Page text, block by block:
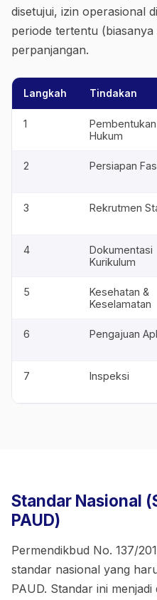
disetujui, izin operasional
periode tertentu
perpanjangan.
Langkah Tindakan
1
Hukum
2 Persiapan
3 Rekrutmen
4
Dokumentasi
Kurikulum
5
Kesehatan &
Keselamatan
6 Pengajuan
7 Inspeksi
Standar Nasional
PAUD)
Permendikbud No. 137/
standar nasional yang
PAUD. Standar ini